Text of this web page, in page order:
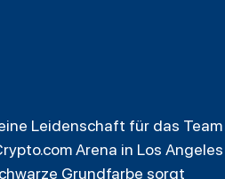
Leidenschaft für das Team
Arena in Los Angeles
Grundfarbe sorgt